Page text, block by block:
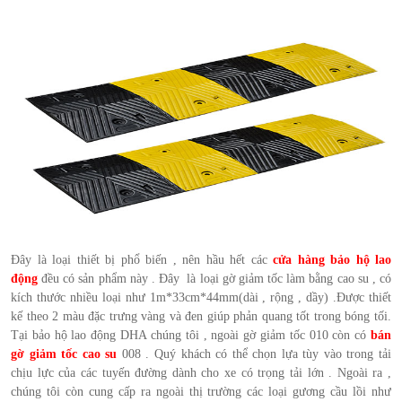
Đây là loại thiết bị phổ biến , nên hầu hết các cửa hàng bảo hộ lao
động đều có sản phẩm này . Đây là loại gờ giảm tốc làm bằng cao su , có
kích thước nhiều loại như 1m*33cm*44mm(dài , rộng , dầy) .Được thiết
kế theo 2 màu đặc trưng vàng và đen giúp phản quang tốt trong bóng tối.
Tại bảo hộ lao động DHA chúng tôi , ngoài gờ giảm tốc 010 còn có bán
gờ giảm tốc cao su 008 . Quý khách có thể chọn lựa tùy vào trong tải
chịu lực của các tuyến đường dành cho xe có trọng tải lớn . Ngoài ra ,
chúng tôi còn cung cấp ra ngoài thị trường các loại gương cầu lồi như